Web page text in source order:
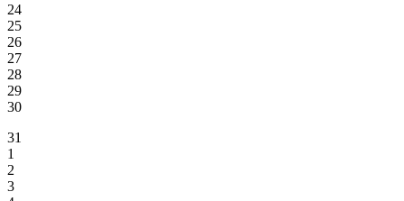
24
25
26
27
28
29
30
31
1
2
3